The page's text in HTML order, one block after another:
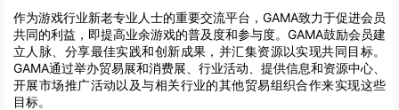
作为游戏行业新老专业人士的重要交流平台，GAMA致力于促进会员
共同的利益，即提高业余游戏的普及度和参与度。GAMA鼓励会员建
立人脉、分享最佳实践和创新成果，并汇集资源以实现共同目标。
GAMA通过举办贸易展和消费展、行业活动、提供信息和资源中心、
开展市场推广活动以及与相关行业的其他贸易组织合作来实现这些
目标。